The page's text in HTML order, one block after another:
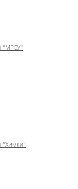
"МГСУ"
"Химки"